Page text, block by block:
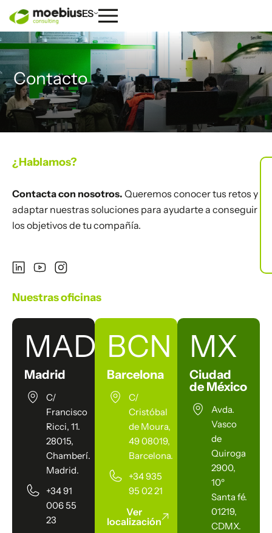
ES
Contacto
¿Hablamos?
Contacta con nosotros. Queremos conocer tus retos y
adaptar nuestras soluciones para ayudarte a conseguir
los objetivos de tu compañía.
Nuestras oficinas
MAD
Madrid
C/
Francisco
Ricci, 11.
28015,
Chamberí.
Madrid.
+34 91
006 55
23
BCN
Barcelona
C/
Cristóbal
de Moura,
49 08019,
Barcelona.
+34 935
95 02 21
Ver
localización
MX
Ciudad
de México
Avda.
Vasco
de
Quiroga
2900,
10º
Santa fé.
01219,
CDMX.